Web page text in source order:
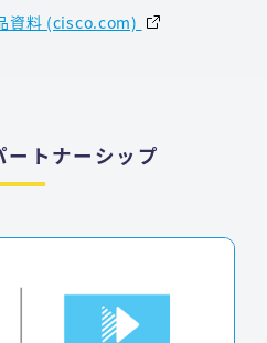
資料 (cisco.com)
ートナーシップ